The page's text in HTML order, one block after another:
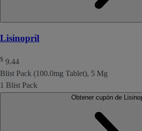
Lisinopril
$ 9.44
Blist Pack (100.0mg Tablet), 5 Mg
1 Blist Pack